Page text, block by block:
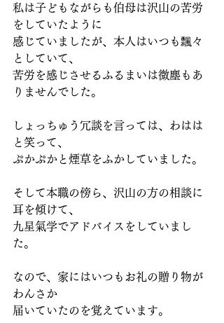
私は子どもながらも伯母は沢山の苦労
をしていたように
感じていましたが、本人はいつも飄々
としていて、
苦労を感じさせるふるまいは微塵もあ
りませんでした。
しょっちゅう冗談を言っては、わはは
と笑って、
ぷかぷかと煙草をふかしていました。
そして本職の傍ら、沢山の方の相談に
耳を傾けて、
九星氣学でアドバイスをしていまし
た。
なので、家にはいつもお礼の贈り物が
わんさか
届いていたのを覚えています。